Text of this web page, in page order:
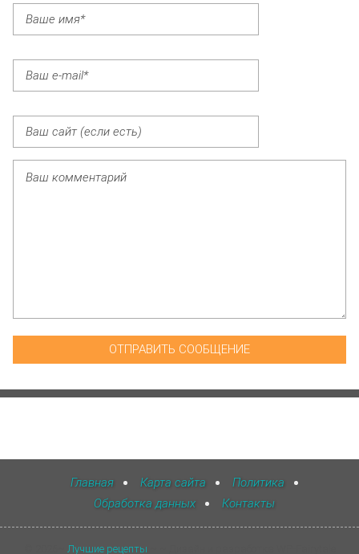
Главная Карта сайта
Политика
Обработка данных
Контакты
Лучшие рецепты